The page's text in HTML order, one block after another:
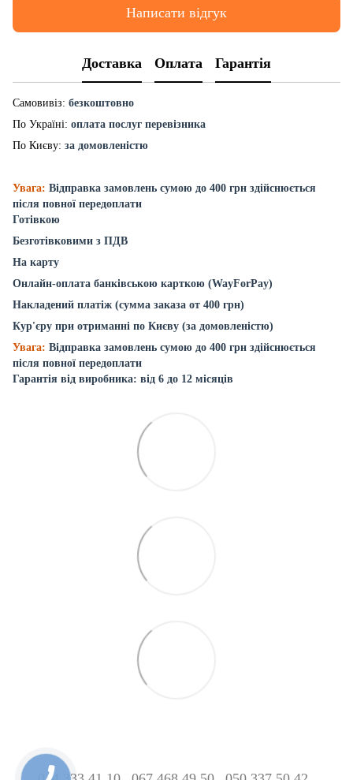
Написати відгук
Доставка Оплата Гарантія
Самовивіз: безкоштовно
По Україні: оплата послуг перевізника
По Києву: за домовленістю
Увага: Відправка замовлень сумою до 400 грн здійснюється
після повної передоплати
Готівкою
Безготівковими з ПДВ
На карту
Онлайн-оплата банківською карткою (WayForPay)
Накладений платіж (сумма заказа от 400 грн)
Кур'єру при отриманні по Києву (за домовленістю)
Увага: Відправка замовлень сумою до 400 грн здійснюється
після повної передоплати
Гарантія від виробника: від 6 до 12 місяців